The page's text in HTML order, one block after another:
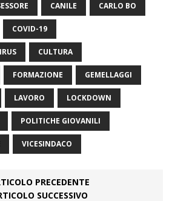
CANILE CARLO BO
COVID-19
CULTURA
FORMAZIONE GEMELLAGGI
LAVORO LOCKDOWN
POLITICHE GIOVANILI
VICESINDACO
PRECEDENTE
SUCCESSIVO